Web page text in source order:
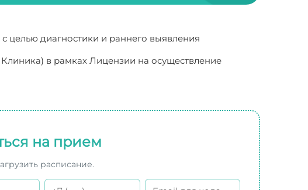
целью диагностики и раннего выявления
в рамках Лицензии на осуществление
на прием
расписание.